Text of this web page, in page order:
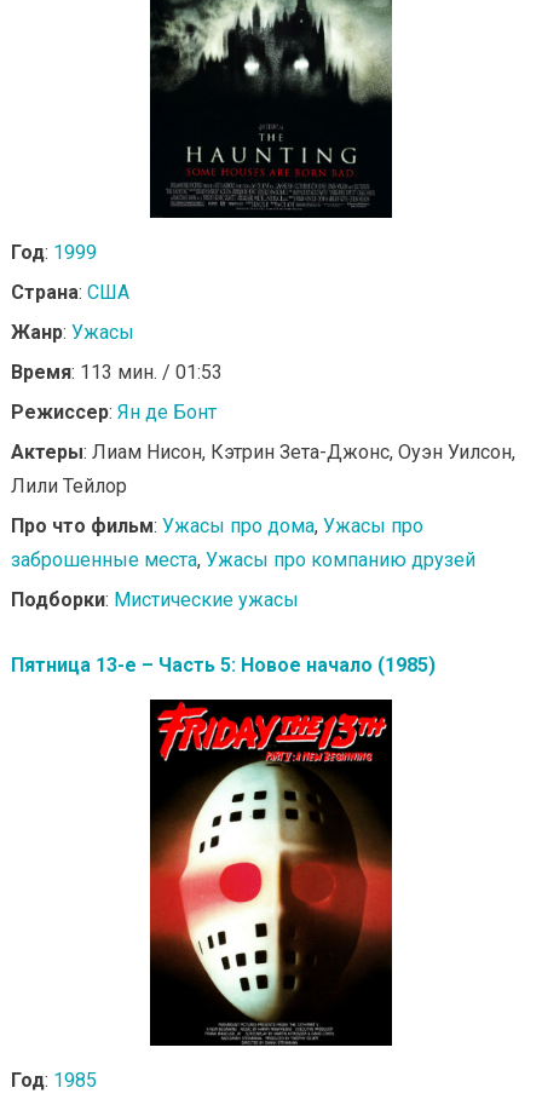
Год: 1999
Страна: США
Жанр: Ужасы
Время: 113 мин. / 01:53
Режиссер: Ян де Бонт
Актеры: Лиам Нисон, Кэтрин Зета-Джонс, Оуэн Уилсон,
Лили Тейлор
Про что фильм: Ужасы про дома, Ужасы про
заброшенные места, Ужасы про компанию друзей
Подборки: Мистические ужасы
Пятница 13-е – Часть 5: Новое начало (1985)
Год: 1985